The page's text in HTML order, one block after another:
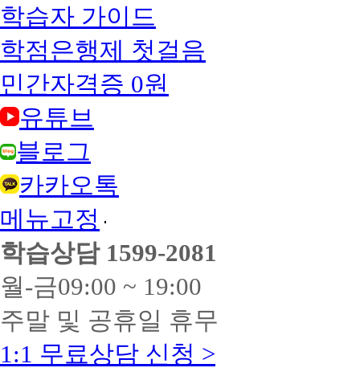
학습자 가이드
학점은행제 첫걸음
민간자격증 0원
유튜브
블로그
카카오톡
메뉴고정
학습상담 1599-2081
월-금09:00 ~ 19:00
주말 및 공휴일 휴무
1:1 무료상담 신청 >